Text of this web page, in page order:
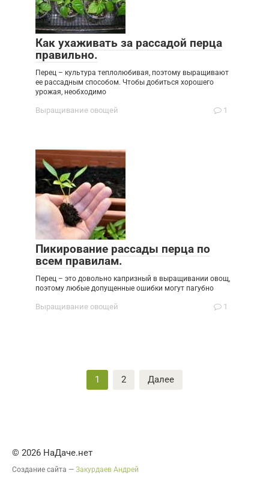
Как ухаживать за рассадой перца
правильно.
Перец – культура теплолюбивая, поэтому выращивают
ее рассадным способом. Чтобы добиться хорошего
урожая, необходимо
Выращивание овощей 1
Пикирование рассады перца по
всем правилам.
Перец – это довольно капризный в выращивании овощ,
поэтому любые допущенные ошибки могут пагубно
Выращивание овощей 1
1 2 Далее
© 2026 НаДаче.нет
Создание сайта — Закурдаев Андрей